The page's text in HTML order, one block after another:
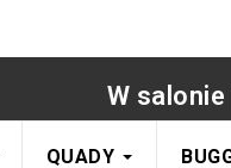
W
QUADY